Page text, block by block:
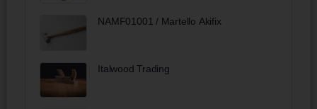
NAMF01001 / Martello Akifix
Italwood Trading